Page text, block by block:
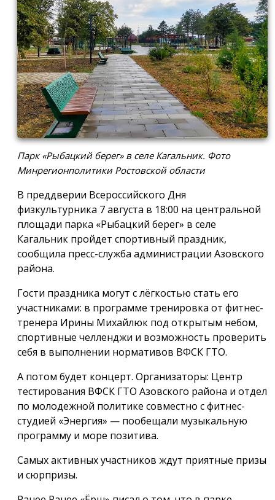
Парк «Рыбацкий берег» в селе Кагальник. Фото
Минрегионполитики Ростовской области
В преддверии Всероссийского Дня
физкультурника 7 августа в 18:00 на центральной
площади парка «Рыбацкий берег» в селе
Кагальник пройдет спортивный праздник,
сообщила пресс-служба администрации Азовского
района.
Гости праздника могут с лёгкостью стать его
участниками: в программе тренировка от фитнес-
тренера Ирины Михайлюк под открытым небом,
спортивные челленджи и возможность проверить
себя в выполнении нормативов ВФСК ГТО.
А потом будет концерт. Организаторы: Центр
тестирования ВФСК ГТО Азовского района и отдел
по молодежной политике совместно с фитнес-
студией «Энергия» — пообещали музыкальную
программу и море позитива.
Самых активных участников ждут приятные призы
и сюрпризы.